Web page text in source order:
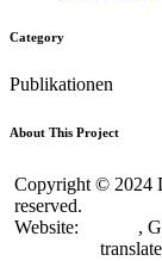
Category
Publikationen
About This Project
Copyright © 2024
reserved.
Website:
,